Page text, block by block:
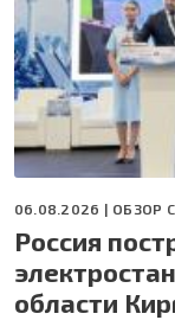
06.08.2026 | ОБЗОР
Россия
области